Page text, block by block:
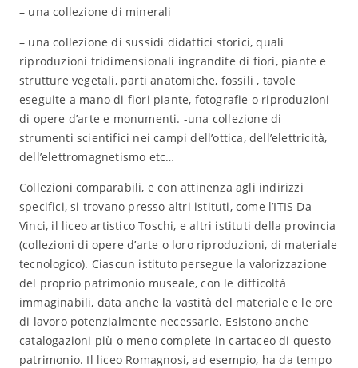
– una collezione di minerali
– una collezione di sussidi didattici storici, quali
riproduzioni tridimensionali ingrandite di fiori, piante e
strutture vegetali, parti anatomiche, fossili , tavole
eseguite a mano di fiori piante, fotografie o riproduzioni
di opere d’arte e monumenti. -una collezione di
strumenti scientifici nei campi dell’ottica, dell’elettricità,
dell’elettromagnetismo etc…
Collezioni comparabili, e con attinenza agli indirizzi
specifici, si trovano presso altri istituti, come l’ITIS Da
Vinci, il liceo artistico Toschi, e altri istituti della provincia
(collezioni di opere d’arte o loro riproduzioni, di materiale
tecnologico). Ciascun istituto persegue la valorizzazione
del proprio patrimonio museale, con le difficoltà
immaginabili, data anche la vastità del materiale e le ore
di lavoro potenzialmente necessarie. Esistono anche
catalogazioni più o meno complete in cartaceo di questo
patrimonio. Il liceo Romagnosi, ad esempio, ha da tempo